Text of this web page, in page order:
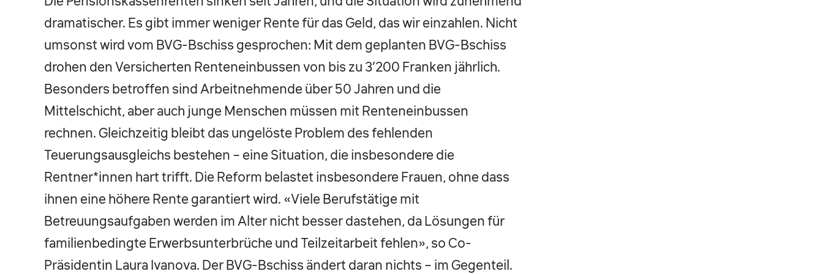
dramatischer. Es gibt immer weniger Rente für das Geld, das wir einzahlen. Nicht
umsonst wird vom BVG-Bschiss gesprochen: Mit dem geplanten BVG-Bschiss
drohen den Versicherten Renteneinbussen von bis zu 3’200 Franken jährlich.
Besonders betroffen sind Arbeitnehmende über 50 Jahren und die
Mittelschicht, aber auch junge Menschen müssen mit Renteneinbussen
rechnen. Gleichzeitig bleibt das ungelöste Problem des fehlenden
Teuerungsausgleichs bestehen – eine Situation, die insbesondere die
Rentner*innen hart trifft. Die Reform belastet insbesondere Frauen, ohne dass
ihnen eine höhere Rente garantiert wird. «Viele Berufstätige mit
Betreuungsaufgaben werden im Alter nicht besser dastehen, da Lösungen für
familienbedingte Erwerbsunterbrüche und Teilzeitarbeit fehlen», so Co-
Präsidentin Laura Ivanova. Der BVG-Bschiss ändert daran nichts – im Gegenteil.